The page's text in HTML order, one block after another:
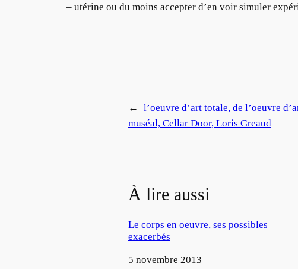
– utérine ou du moins accepter d’en voir simuler
←
l’oeuvre d’art totale, de l’oeuvre
muséal, Cellar Door, Loris Greaud
À lire aussi
Le corps en oeuvre, ses possibles
exacerbés
Date
5 novembre 2013